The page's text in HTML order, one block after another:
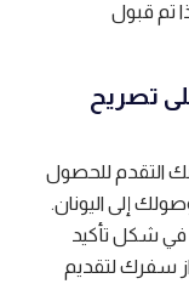
تم قبول
على تصريح
التقدم للحصول
إلى اليونان.
في شكل تأكيد
سفرك لتقديم